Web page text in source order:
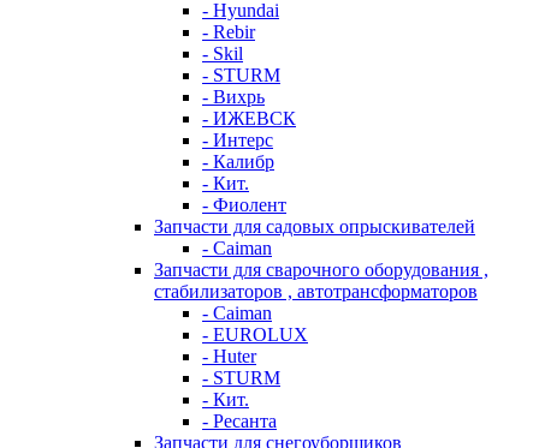
- Hyundai
- Rebir
- Skil
- STURM
- Вихрь
- ИЖЕВСК
- Интерс
- Калибр
- Кит.
- Фиолент
Запчасти для садовых опрыскивателей
- Caiman
Запчасти для сварочного оборудования ,
стабилизаторов , автотрансформаторов
- Caiman
- EUROLUX
- Huter
- STURM
- Кит.
- Ресанта
Запчасти для снегоуборщиков